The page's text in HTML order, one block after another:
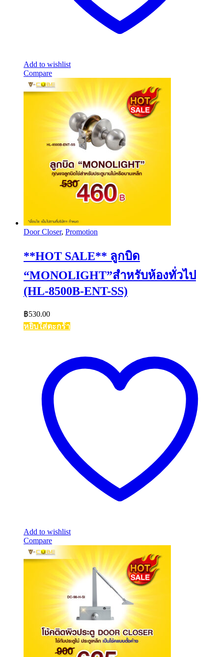
Add to wishlist
Compare
Door Closer, Promotion
**HOT SALE** ลูกบิด
“MONOLIGHT”สำหรับห้องทั่วไป
(HL-8500B-ENT-SS)
฿530.00
หยิบใส่ตะกร้า
Add to wishlist
Compare